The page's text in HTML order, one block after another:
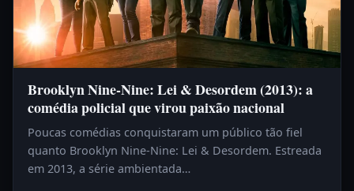
Brooklyn Nine-Nine: Lei & Desordem (2013): a
comédia policial que virou paixão nacional
Poucas comédias conquistaram um público tão fiel
quanto Brooklyn Nine-Nine: Lei & Desordem. Estreada
em 2013, a série ambientada…